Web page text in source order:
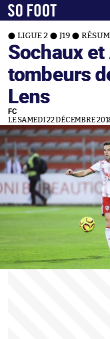
LIGUE 2 J19
Sochaux
tombeurs
Lens
FC
LE SAMEDI 22 DÉCEMBRE